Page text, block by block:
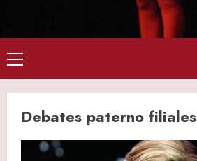
Primary
Menu
Debates paterno filiales